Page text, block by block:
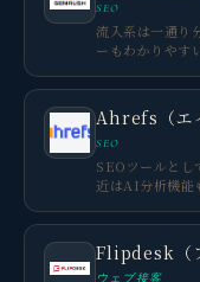
SEO
流入系は一通り
ーもわかりやす
Ahrefs（エ
SEO
SEOツールとし
近はAI分析機能
Flipdesk（
ウェブ接客